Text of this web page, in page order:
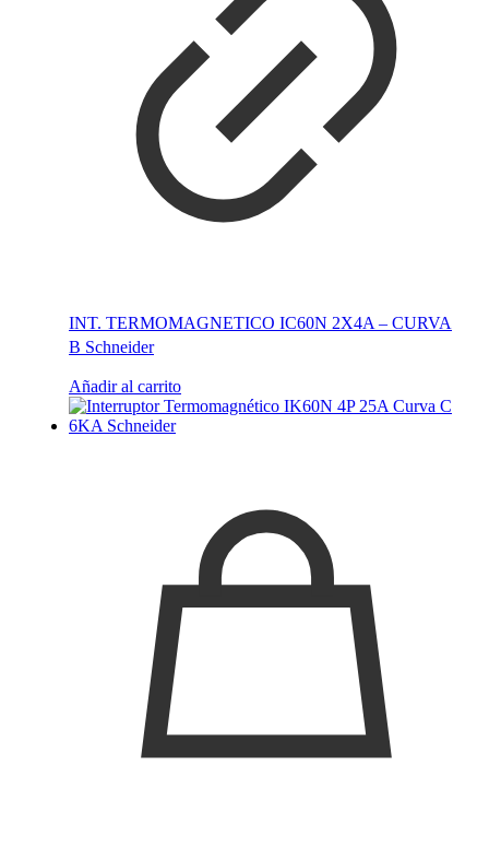
INT. TERMOMAGNETICO IC60N 2X4A – CURVA
B Schneider
Añadir al carrito